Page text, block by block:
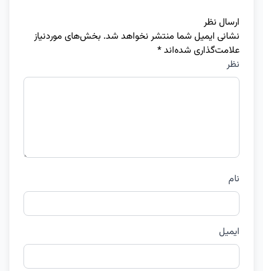
ارسال نظر
نشانی ایمیل شما منتشر نخواهد شد. بخش‌های موردنیاز
علامت‌گذاری شده‌اند*
نظر
نام
ایمیل